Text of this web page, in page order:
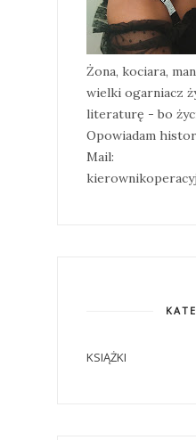
Żona, kociara,
wielki ogarniacz
literaturę - bo
Opowiadam
Mail:
KSIĄŻKI